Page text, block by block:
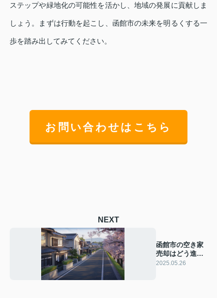
ステップや緑地化の可能性を活かし、地域の発展に貢献しま
しょう。まずは行動を起こし、函館市の未来を明るくする一
歩を踏み出してみてください。
お問い合わせはこちら
NEXT
函館市の空き家
売却はどう進め
る？売却の流れ
2025.05.26